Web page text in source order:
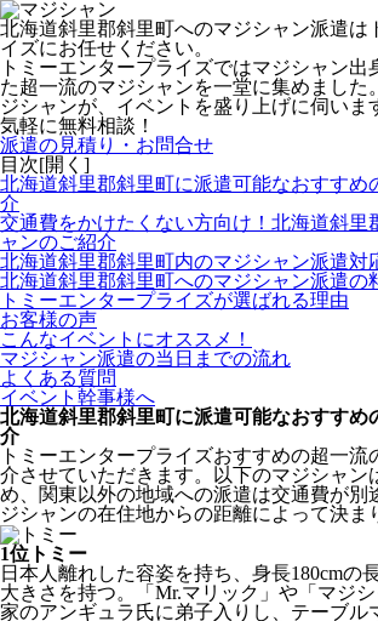
北海道斜里郡斜里町へのマジシャン派遣は
イズにお任せください。
トミーエンタープライズではマジシャン出
た超一流のマジシャンを一堂に集めました。
ジシャンが、イベントを盛り上げに伺いま
気軽に無料相談！
派遣の見積り・お問合せ
目次[開く ]
北海道斜里郡斜里町に派遣可能なおすすめ
介
交通費をかけたくない方向け！北海道斜里
ャンのご紹介
北海道斜里郡斜里町内のマジシャン派遣対
北海道斜里郡斜里町へのマジシャン派遣の
トミーエンタープライズが選ばれる理由
お客様の声
こんなイベントにオススメ！
マジシャン派遣の当日までの流れ
よくある質問
イベント幹事様へ
北海道斜里郡斜里町に派遣可能なおすすめ
介
トミーエンタープライズおすすめの超一流
介させていただきます。以下のマジシャン
め、関東以外の地域への派遣は交通費が別
ジシャンの在住地からの距離によって決ま
1位 トミー
日本人離れした容姿を持ち、身長180cmの
大きさを持つ。「Mr.マリック」や「マジ
家のアンギュラ氏に弟子入りし、テーブル